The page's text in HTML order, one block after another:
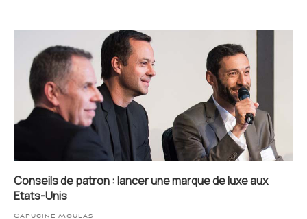
Conseils de patron : lancer une marque de luxe aux
Etats-Unis
Capucine Moulas